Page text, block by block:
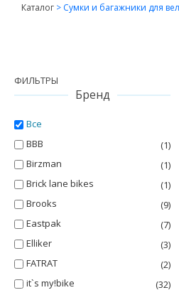
Каталог > Сумки и багажники для
ФИЛЬТРЫ
Бренд
Все
BBB
(1)
Birzman
(1)
Brick lane bikes
(1)
Brooks
(9)
Eastpak
(7)
Elliker
(3)
FATRAT
(2)
it`s my!bike
(32)